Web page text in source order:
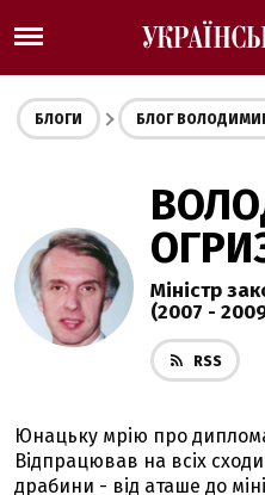
БЛОГИ БЛОГ
Міністр
(2007 -
RSS
Юнацьку мрію про
Відпрацював на всіх
драбини - від аташе до